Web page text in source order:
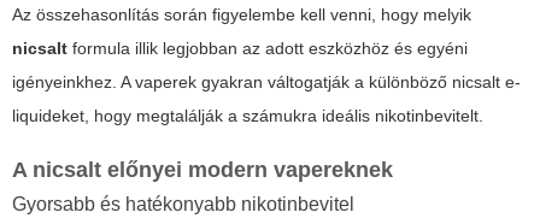
Az összehasonlítás során figyelembe kell venni, hogy melyik
nicsalt formula illik legjobban az adott eszközhöz és egyéni
igényeinkhez. A vaperek gyakran váltogatják a különböző nicsalt e-
liquideket, hogy megtalálják a számukra ideális nikotinbevitelt.
A nicsalt előnyei modern vapereknek
Gyorsabb és hatékonyabb nikotinbevitel